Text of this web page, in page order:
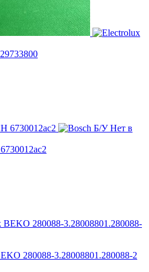
Б/У Нет в
280088-3.28008801.280088-2